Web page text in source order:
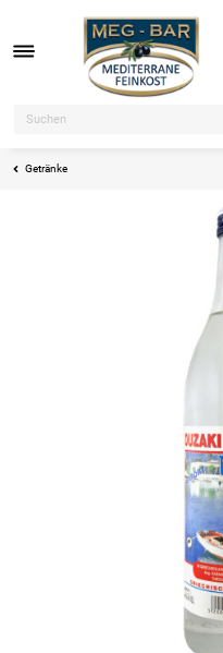
Getränke